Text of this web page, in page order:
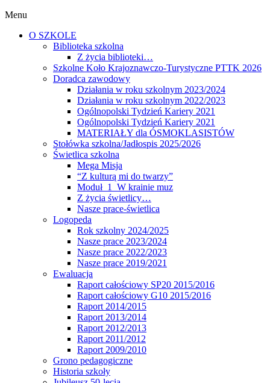
Menu
O SZKOLE
Biblioteka szkolna
Z życia biblioteki…
Szkolne Koło Krajoznawczo-Turystyczne PTTK 2026
Doradca zawodowy
Działania w roku szkolnym 2023/2024
Działania w roku szkolnym 2022/2023
Ogólnopolski Tydzień Kariery 2021
Ogólnopolski Tydzień Kariery 2021
MATERIAŁY dla ÓSMOKLASISTÓW
Stołówka szkolna/Jadłospis 2025/2026
Świetlica szkolna
Mega Misja
“Z kulturą mi do twarzy”
Moduł 1 W krainie muz
Z życia świetlicy…
Nasze prace-świetlica
Logopeda
Rok szkolny 2024/2025
Nasze prace 2023/2024
Nasze prace 2022/2023
Nasze prace 2019/2021
Ewaluacja
Raport całościowy SP20 2015/2016
Raport całościowy G10 2015/2016
Raport 2014/2015
Raport 2013/2014
Raport 2012/2013
Raport 2011/2012
Raport 2009/2010
Grono pedagogiczne
Historia szkoły